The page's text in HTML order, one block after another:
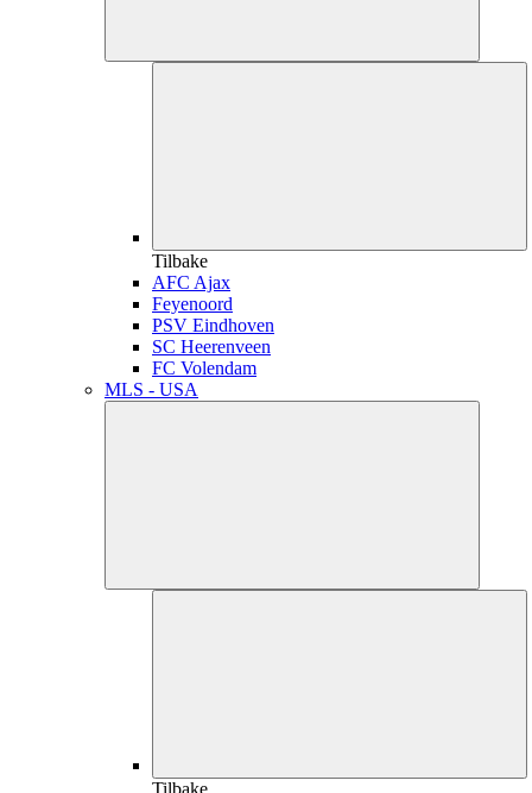
Tilbake
AFC Ajax
Feyenoord
PSV Eindhoven
SC Heerenveen
FC Volendam
MLS - USA
Tilbake